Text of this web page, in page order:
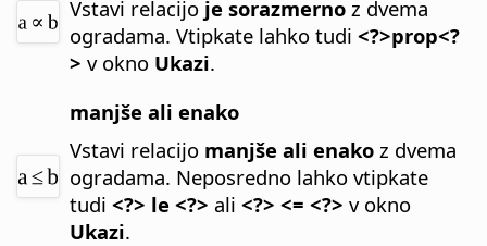
Vstavi relacijo je sorazmerno z dvema
ogradama. Vtipkate lahko tudi<?>prop<?
> v okno Ukazi.
manjše ali enako
Vstavi relacijo manjše ali enako z dvema
ogradama. Neposredno lahko vtipkate
tudi<?> le <?> ali<?> <= <?> v okno
Ukazi.